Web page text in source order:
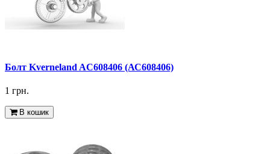
Болт Kverneland AC608406 (АС608406)
1 грн.
В кошик